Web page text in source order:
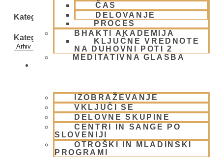
ČAS
DELOVANJE
PROCES
BHAKTI AKADEMIJA
KLJUČNE VREDNOTE
NA DUHOVNI POTI 2
MEDITATIVNA GLASBA
IZOBRAŽEVANJE
VKLJUČI SE
DELOVNE SKUPINE
CENTRI IN SANGE PO
SLOVENIJI
OTROŠKI IN MLADINSKI
PROGRAMI
Kategorije
Kategorije